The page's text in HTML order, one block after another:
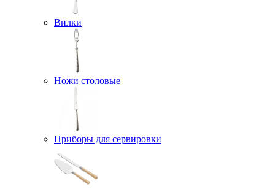
Вилки
Ножи столовые
Приборы для сервировки